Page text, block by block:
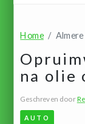
Home Almere
na olie
Geschreven door
AUTO